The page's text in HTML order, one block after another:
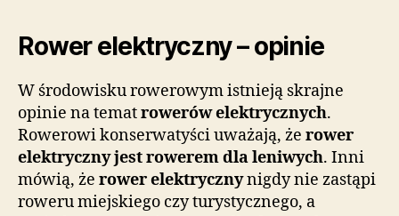
Rower elektryczny – opinie
W środowisku rowerowym istnieją skrajne
opinie na tematrowerów elektrycznych.
Rowerowi konserwatyści uważają, że rower
elektryczny jest rowerem dla leniwych. Inni
mówią, że rower elektrycznynigdy nie zastąpi
roweru miejskiego czy turystycznego, a